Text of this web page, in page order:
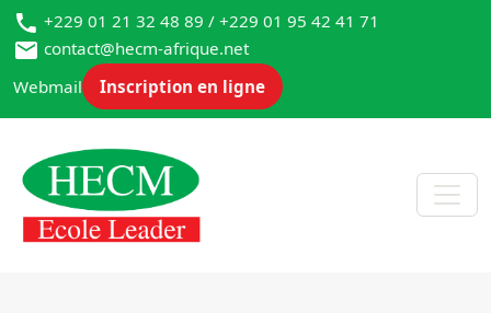
+229 01 21 32 48 89 / +229 01 95 42 41 71
contact@hecm-afrique.net
Webmail
Inscription en ligne